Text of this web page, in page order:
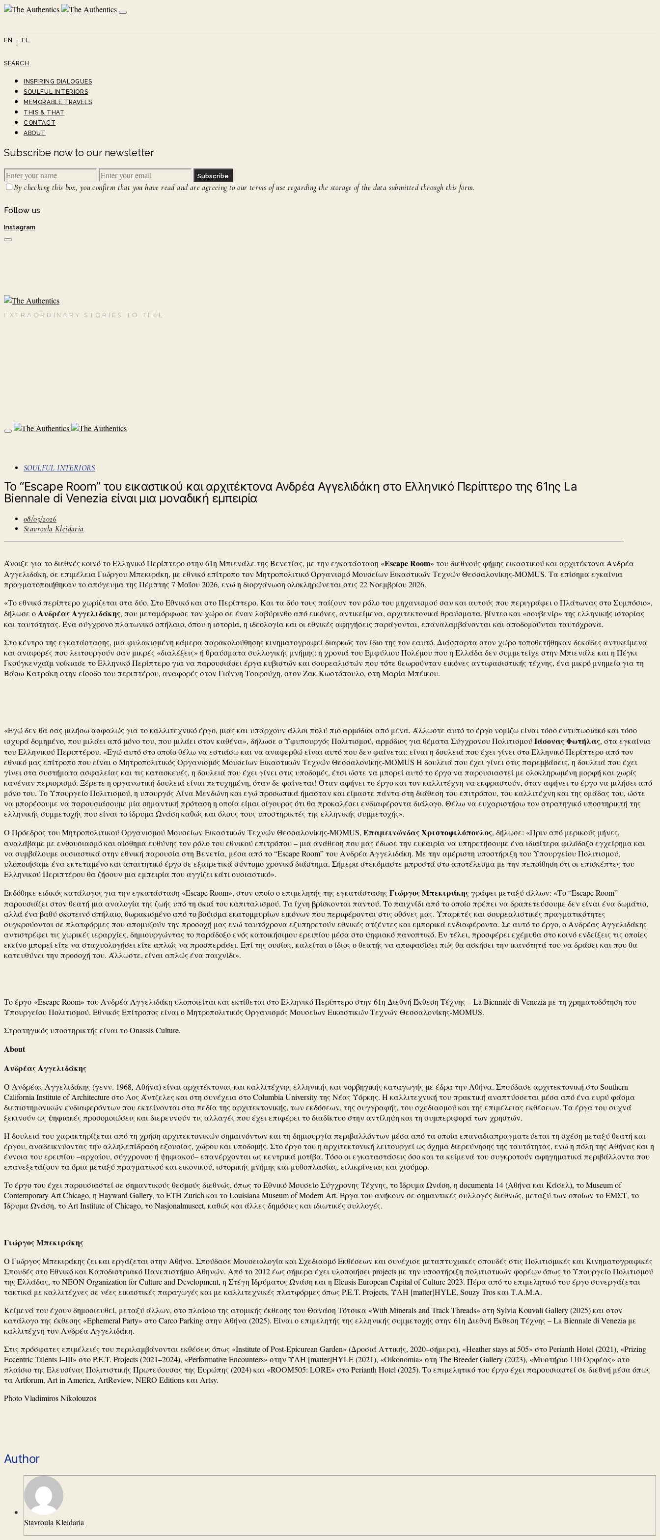
EN EL
SEARCH
INSPIRING DIALOGUES
SOULFUL INTERIORS
MEMORABLE TRAVELS
THIS & THAT
CONTACT
ABOUT
Subscribe now to our newsletter
Subscribe
By checking this box, you confirm that you have read and are agreeing to our terms of use regarding the storage of the data submitted through this form.
Follow us
Instagram
EXTRAORDINARY STORIES TO TELL
SOULFUL INTERIORS
Το “Εscape Room” του εικαστικού και αρχιτέκτονα Ανδρέα Αγγελιδάκη στο Ελληνικό Περίπτερο της 61ης La
Biennale di Venezia είναι μια μοναδική εμπειρία
08/05/2026
Stavroula Kleidaria
Άνοιξε για το διεθνές κοινό το Ελληνικό Περίπτερο στην 61η Μπιενάλε της Βενετίας, με την εγκατάσταση «Εscape Room» του διεθνούς φήμης εικαστικού και αρχιτέκτονα Ανδρέα
Αγγελιδάκη, σε επιμέλεια Γιώργου Μπεκιράκη, με εθνικό επίτροπο τον Μητροπολιτικό Οργανισμό Μουσείων Εικαστικών Τεχνών Θεσσαλονίκης-MOMUS. Τα επίσημα εγκαίνια
πραγματοποιήθηκαν το απόγευμα της Πέμπτης 7 Μαΐου 2026, ενώ η διοργάνωση ολοκληρώνεται στις 22 Νοεμβρίου 2026.
«Το εθνικό περίπτερο χωρίζεται στα δύο. Στο Εθνικό και στο Περίπτερο. Και τα δύο τους παίζουν τον ρόλο του μηχανισμού σαν και αυτούς που περιγράφει ο Πλάτωνας στο Συμπόσιο»,
δήλωσε οΑνδρέας Αγγελιδάκης, που μεταμόρφωσε τον χώρο σε έναν λαβύρινθο από εικόνες, αντικείμενα, αρχιτεκτονικά θραύσματα, βίντεο και «σουβενίρ» της ελληνικής ιστορίας
και ταυτότητας. Ένα σύγχρονο πλατωνικό σπήλαιο, όπου η ιστορία, η ιδεολογία και οι εθνικές αφηγήσεις παράγονται, επαναλαμβάνονται και αποδομούνται ταυτόχρονα.
Στο κέντρο της εγκατάστασης, μια φυλακισμένη κάμερα παρακολούθησης κινηματογραφεί διαρκώς τον ίδιο της τον εαυτό. Διάσπαρτα στον χώρο τοποθετήθηκαν δεκάδες αντικείμενα
και αναφορές που λειτουργούν σαν μικρές «διαλέξεις» ή θραύσματα συλλογικής μνήμης: η χρονιά του Εμφύλιου Πολέμου που η Ελλάδα δεν συμμετείχε στην Μπιενάλε και η Πέγκι
Γκούγκενχαϊμ νοίκιασε το Ελληνικό Περίπτερο για να παρουσιάσει έργα κυβιστών και σουρεαλιστών που τότε θεωρούνταν εικόνες αντιφασιστικής τέχνης, ένα μικρό μνημείο για τη
Βάσω Κατράκη στην είσοδο του περιπτέρου, αναφορές στον Γιάννη Τσαρούχη, στον Ζακ Κωστόπουλο, στη Μαρία Μπέικου.
«Εγώ δεν θα σας μιλήσω ασφαλώς για το καλλιτεχνικό έργο, μιας και υπάρχουν άλλοι πολύ πιο αρμόδιοι από μένα. Άλλωστε αυτό το έργο νομίζω είναι τόσο εντυπωσιακό και τόσο
ισχυρά δομημένο, που μιλάει από μόνο του, που μιλάει στον καθένα», δήλωσε ο Υφυπουργός Πολιτισμού, αρμόδιος για θέματα Σύγχρονου ΠολιτισμούΙάσονας Φωτήλας, στα εγκαίνια
του Ελληνικού Περιπτέρου. «Εγώ αυτό στο οποίο θέλω να εστιάσω και να αναφερθώ είναι αυτό που δεν φαίνεται: είναι η δουλειά που έχει γίνει στο Ελληνικό Περίπτερο από τον
εθνικό μας επίτροπο που είναι ο Μητροπολιτικός Οργανισμός Μουσείων Εικαστικών Τεχνών Θεσσαλονίκης-MOMUS Η δουλειά που έχει γίνει στις παρεμβάσεις, η δουλειά που έχει
γίνει στα συστήματα ασφαλείας και τις κατασκευές, η δουλειά που έχει γίνει στις υποδομές, έτσι ώστε να μπορεί αυτό το έργο να παρουσιαστεί με ολοκληρωμένη μορφή και χωρίς
κανέναν περιορισμό. Ξέρετε η οργανωτική δουλειά είναι πετυχημένη, όταν δε φαίνεται! Όταν αφήνει το έργο και τον καλλιτέχνη να εκφραστούν, όταν αφήνει το έργο να μιλήσει από
μόνο του. Το Υπουργείο Πολιτισμού, η υπουργός Λίνα Μενδώνη και εγώ προσωπικά ήμασταν και είμαστε πάντα στη διάθεση του επιτρόπου, του καλλιτέχνη και της ομάδας του, ώστε
να μπορέσουμε να παρουσιάσουμε μία σημαντική πρόταση η οποία είμαι σίγουρος ότι θα προκαλέσει ενδιαφέροντα διάλογο. Θέλω να ευχαριστήσω τον στρατηγικό υποστηρικτή της
ελληνικής συμμετοχής που είναι το ίδρυμα Ωνάση καθώς και όλους τους υποστηρικτές της ελληνικής συμμετοχής».
Ο Πρόεδρος του Mητροπολιτικού Οργανισμού Μουσείων Εικαστικών Τεχνών Θεσσαλονίκης-MOMUS, Επαμεινώνδας Χριστοφιλόπουλος, δήλωσε: «Πριν από μερικούς μήνες,
αναλάβαμε με ενθουσιασμό και αίσθημα ευθύνης τον ρόλο του εθνικού επιτρόπου – μια ανάθεση που μας έδωσε την ευκαιρία να υπηρετήσουμε ένα ιδιαίτερα φιλόδοξο εγχείρημα και
να συμβάλουμε ουσιαστικά στην εθνική παρουσία στη Βενετία, μέσα από το “Escape Room” του Ανδρέα Αγγελιδάκη. Με την αμέριστη υποστήριξη του Υπουργείου Πολιτισμού,
υλοποιήσαμε ένα εκτεταμένο και απαιτητικό έργο σε εξαιρετικά σύντομο χρονικό διάστημα. Σήμερα στεκόμαστε μπροστά στο αποτέλεσμα με την πεποίθηση ότι οι επισκέπτες του
Ελληνικού Περιπτέρου θα ζήσουν μια εμπειρία που αγγίζει κάτι ουσιαστικό».
Εκδόθηκε ειδικός κατάλογος για την εγκατάσταση «Escape Room», στον οποίο ο επιμελητής της εγκατάστασης Γιώργος Μπεκιράκηςγράφει μεταξύ άλλων: «Το “Escape Room”
παρουσιάζει στον θεατή μια αναλογία της ζωής υπό τη σκιά του καπιταλισμού. Τα ίχνη βρίσκονται παντού. Το παιχνίδι από το οποίο πρέπει να δραπετεύσουμε δεν είναι ένα δωμάτιο,
αλλά ένα βαθύ σκοτεινό σπήλαιο, θωρακισμένο από το βούισμα εκατομμυρίων εικόνων που περιφέρονται στις οθόνες μας. Υπαρκτές και σουρεαλιστικές πραγματικότητες
συγκρούονται σε πλατφόρμες που απομυζούν την προσοχή μας ενώ ταυτόχρονα εξυπηρετούν εθνικές ατζέντες και εμπορικά ενδιαφέροντα. Σε αυτό το έργο, ο Ανδρέας Αγγελιδάκης
αντιστρέφει τις χωρικές ιεραρχίες, δημιουργώντας το παράδοξο ενός κατοικήσιμου ερειπίου μέσα στο ψηφιακό πανοπτικό. Εν τέλει, προσφέρει εχέμυθα στο κοινό ενδείξεις τις οποίες
εκείνο μπορεί είτε να σταχυολογήσει είτε απλώς να προσπεράσει. Επί της ουσίας, καλείται ο ίδιος ο θεατής να αποφασίσει πώς θα ασκήσει την ικανότητά του να δράσει και που θα
κατευθύνει την προσοχή του. Άλλωστε, είναι απλώς ένα παιχνίδι».
Το έργο «Escape Room» του Ανδρέα Αγγελιδάκη υλοποιείται και εκτίθεται στο Ελληνικό Περίπτερο στην 61η Διεθνή Έκθεση Τέχνης – La Biennale di Venezia με τη χρηματοδότηση του
Υπουργείου Πολιτισμού. Εθνικός Επίτροπος είναι ο Μητροπολιτικός Οργανισμός Μουσείων Εικαστικών Τεχνών Θεσσαλονίκης-MOMUS.
Στρατηγικός υποστηρικτής είναι το Onassis Culture.
About
Ανδρέας Αγγελιδάκης
Ο Ανδρέας Αγγελιδάκης (γενν. 1968, Αθήνα) είναι αρχιτέκτονας και καλλιτέχνης ελληνικής και νορβηγικής καταγωγής με έδρα την Αθήνα. Σπούδασε αρχιτεκτονική στο Southern
California Institute of Architecture στο Λος Άντζελες και στη συνέχεια στο Columbia University της Νέας Υόρκης. Η καλλιτεχνική του πρακτική αναπτύσσεται μέσα από ένα ευρύ φάσμα
διεπιστημονικών ενδιαφερόντων που εκτείνονται στα πεδία της αρχιτεκτονικής, των εκδόσεων, της συγγραφής, του σχεδιασμού και της επιμέλειας εκθέσεων. Τα έργα του συχνά
ξεκινούν ως ψηφιακές προσομοιώσεις και διερευνούν τις αλλαγές που έχει επιφέρει το διαδίκτυο στην αντίληψη και τη συμπεριφορά των χρηστών.
Η δουλειά του χαρακτηρίζεται από τη χρήση αρχιτεκτονικών σημαινόντων και τη δημιουργία περιβαλλόντων μέσα από τα οποία επαναδιαπραγματεύεται τη σχέση μεταξύ θεατή και
έργου, αναδεικνύοντας την αλληλεπίδραση εξουσίας, χώρου και υποδομής. Στο έργο του η αρχιτεκτονική λειτουργεί ως όχημα διερεύνησης της ταυτότητας, ενώ η πόλη της Αθήνας και η
έννοια του ερειπίου –αρχαίου, σύγχρονου ή ψηφιακού– επανέρχονται ως κεντρικά μοτίβα. Τόσο οι εγκαταστάσεις όσο και τα κείμενά του συγκροτούν αφηγηματικά περιβάλλοντα που
επανεξετάζουν τα όρια μεταξύ πραγματικού και εικονικού, ιστορικής μνήμης και μυθοπλασίας, ειλικρίνειας και χιούμορ.
Το έργο του έχει παρουσιαστεί σε σημαντικούς θεσμούς διεθνώς, όπως το Εθνικό Μουσείο Σύγχρονης Τέχνης, το Ίδρυμα Ωνάση, η documenta 14 (Αθήνα και Κάσελ), το Museum of
Contemporary Art Chicago, η Hayward Gallery, το ETH Zurich και το Louisiana Museum of Modern Art. Έργα του ανήκουν σε σημαντικές συλλογές διεθνώς, μεταξύ των οποίων το ΕΜΣΤ, το
Ίδρυμα Ωνάση, το Art Institute of Chicago, το Nasjonalmuseet, καθώς και άλλες δημόσιες και ιδιωτικές συλλογές.
Γιώργος Μπεκιράκης
Ο Γιώργος Μπεκιράκης ζει και εργάζεται στην Αθήνα. Σπούδασε Μουσειολογία και Σχεδιασμό Εκθέσεων και συνέχισε μεταπτυχιακές σπουδές στις Πολιτισμικές και Κινηματογραφικές
Σπουδές στο Εθνικό και Καποδιστριακό Πανεπιστήμιο Αθηνών. Από το 2012 έως σήμερα έχει υλοποιήσει projects με την υποστήριξη πολιτιστικών φορέων όπως το Υπουργείο Πολιτισμού
της Ελλάδας, το NEON Organization for Culture and Development, η Στέγη Ιδρύματος Ωνάση και η Eleusis European Capital of Culture 2023. Πέρα από το επιμελητικό του έργο συνεργάζεται
τακτικά με καλλιτέχνες σε νέες εικαστικές παραγωγές και με καλλιτεχνικές πλατφόρμες όπως P.E.T. Projects, ΎΛΗ [matter]HYLE, Souzy Tros και Τ.Α.Μ.Α.
Κείμενά του έχουν δημοσιευθεί, μεταξύ άλλων, στο πλαίσιο της ατομικής έκθεσης του Θανάση Τότσικα «With Minerals and Track Threads» στη Sylvia Kouvali Gallery (2025) και στον
κατάλογο της έκθεσης «Ephemeral Party» στο Carco Parking στην Αθήνα (2025). Είναι ο επιμελητής της ελληνικής συμμετοχής στην 61η Διεθνή Έκθεση Τέχνης – La Biennale di Venezia με
καλλιτέχνη τον Ανδρέα Αγγελιδάκη.
Στις πρόσφατες επιμέλειές του περιλαμβάνονται εκθέσεις όπως «Institute of Post-Epicurean Garden» (Δροσιά Αττικής, 2020–σήμερα), «Heather stays at 505» στο Perianth Hotel (2021), «Prizing
Eccentric Talents I–III» στο P.E.T. Projects (2021–2024), «Performative Encounters» στην ΎΛΗ [matter]HYLE (2021), «Oikonomia» στη The Breeder Gallery (2023), «Μυστήριο 110 Ορφέας» στο
πλαίσιο της Ελευσίνας Πολιτιστικής Πρωτεύουσας της Ευρώπης (2024) και «ROOM505: LORE» στο Perianth Hotel (2025). Το επιμελητικό του έργο έχει παρουσιαστεί σε διεθνή μέσα όπως
τα Artforum, Art in America, ArtReview, NERO Editions και Artsy.
Photo Vladimiros Nikolouzos
Author
Stavroula Kleidaria